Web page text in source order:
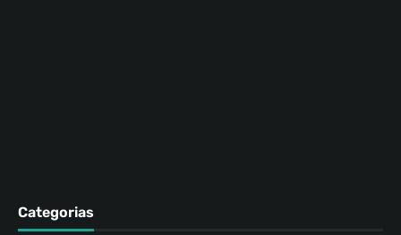
Categorias